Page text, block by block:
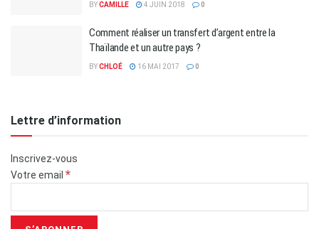
BYCAMILLE 4 JUIN 2018 0
Comment réaliser un transfert d’argent entre la
Thaïlande et un autre pays ?
BYCHLOÉ 16 MAI 2017 0
Lettre d’information
Inscrivez-vous
Votre email *